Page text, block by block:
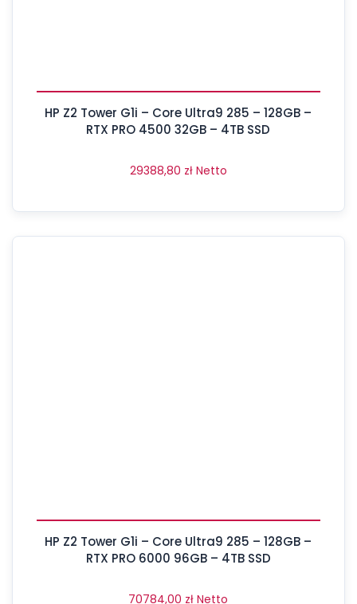
HP Z2 Tower G1i – Core Ultra9 285 – 128GB –
RTX PRO 4500 32GB – 4TB SSD
29388,80 zł Netto
HP Z2 Tower G1i – Core Ultra9 285 – 128GB –
RTX PRO 6000 96GB – 4TB SSD
70784,00 zł Netto